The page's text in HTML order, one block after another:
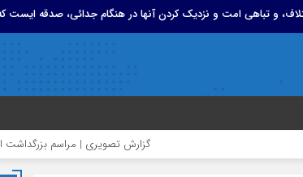
و تباهی امت و نزدیک کردن آنها در هنگام جدائی، صدقه ایست
گزارش تصویری | مراسم بزرگداشت امام مجاهد